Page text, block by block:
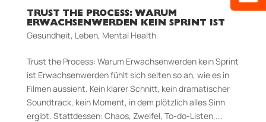
TRUST THE PROCESS: WARUM
ERWACHSENWERDEN KEIN SPRINT IST
Gesundheit, Leben, Mental Health
Trust the Process: Warum Erwachsenwerden kein Sprint
ist Erwachsenwerden fühlt sich selten so an, wie es in
Filmen aussieht. Kein klarer Schnitt, kein dramatischer
Soundtrack, kein Moment, in dem plötzlich alles Sinn
ergibt. Stattdessen: Chaos, Zweifel, To-do-Listen,...